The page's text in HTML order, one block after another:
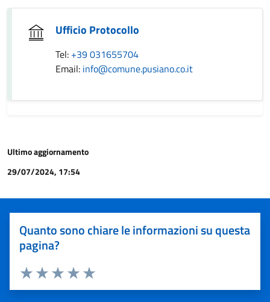
Ufficio Protocollo
Tel: +39 031655704
Email: info@comune.pusiano.co.it
Ultimo aggiornamento
29/07/2024, 17:54
Quanto sono chiare le informazioni su questa
pagina?
Valuta 5 stelle su 5
Valuta 4 stelle su 5
Valuta 3 stelle su 5
Valuta 2 stelle su 5
Valuta 1 stelle su 5